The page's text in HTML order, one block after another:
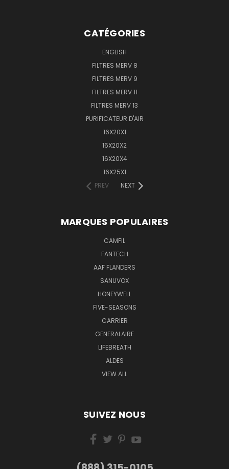
CATÉGORIES
ENGLISH
FILTRES MERV 8
FILTRES MERV 9
FILTRES MERV 11
FILTRES MERV 13
PURIFICATEUR D'AIR
16X20X1
16X20X2
16X20X4
16X25X1
PREV
NEXT
MARQUES POPULAIRES
CAMFIL
FANTECH
AAF FLANDERS
SANUVOX
HONEYWELL
FIVE-SEASONS
CARRIER
GENERALAIRE
LIFEBREATH
ALDES
VIEW ALL
SUIVEZ NOUS